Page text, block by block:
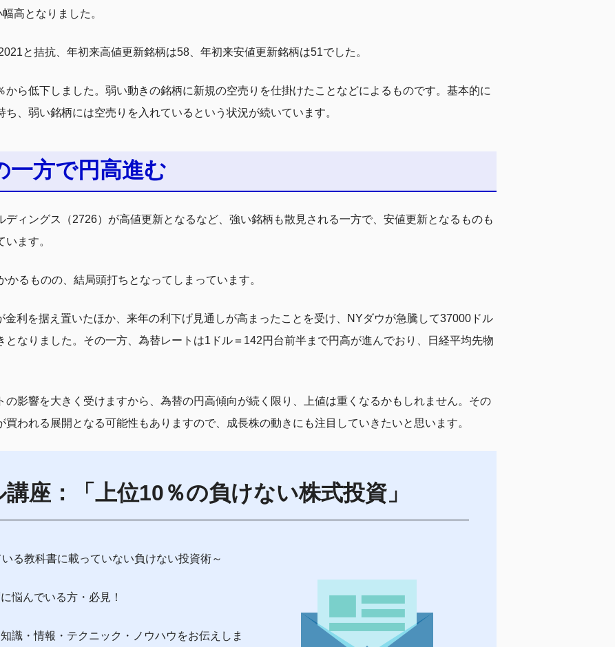
高となりました。
と拮抗、年初来高値更新銘柄は58、年初来安値更新銘柄は51でした。
ら低下しました。弱い動きの銘柄に新規の空売りを仕掛けたことなどによるものです。基本的に
、弱い銘柄には空売りを入れているという状況が続いています。
一方で円高進む
ィングス（2726）が高値更新となるなど、強い銘柄も散見される一方で、安値更新となるものも
ます。
るものの、結局頭打ちとなってしまっています。
金利を据え置いたほか、来年の利下げ見通しが高まったことを受け、NYダウが急騰して37000ドル
なりました。その一方、為替レートは1ドル＝142円台前半まで円高が進んでおり、日経平均先物
の影響を大きく受けますから、為替の円高傾向が続く限り、上値は重くなるかもしれません。その
われる展開となる可能性もありますので、成長株の動きにも注目していきたいと思います。
座：「上位10％の負けない株式投資」
る教科書に載っていない負けない投資術～
悩んでいる方・必見！
識・情報・テクニック・ノウハウをお伝えしま